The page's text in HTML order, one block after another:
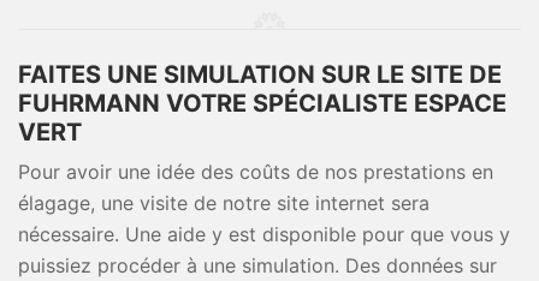
FAITES UNE SIMULATION SUR LE SITE DE
FUHRMANN VOTRE SPÉCIALISTE ESPACE
VERT
Pour avoir une idée des coûts de nos prestations en
élagage, une visite de notre site internet sera
nécessaire. Une aide y est disponible pour que vous y
puissiez procéder à une simulation. Des données sur